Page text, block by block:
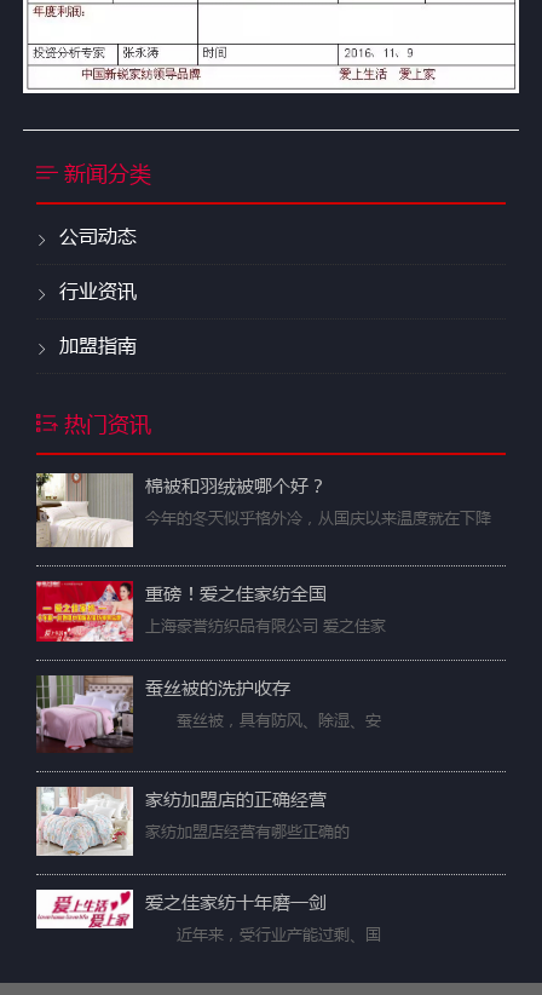
新闻分类
公司动态
行业资讯
加盟指南
热门资讯
棉被和羽绒被哪个好？
今年的冬天似乎格外冷，从国庆以来温度就在下降
重磅！爱之佳家纺全国
上海豪誉纺织品有限公司 爱之佳家
蚕丝被的洗护收存
蚕丝被，具有防风、除湿、安
家纺加盟店的正确经营
家纺加盟店经营有哪些正确的
爱之佳家纺十年磨一剑
近年来，受行业产能过剩、国